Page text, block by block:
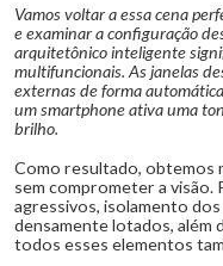
Vamos voltar a essa cena
e examinar a configuração
arquitetônico inteligente
multifuncionais. As janelas
externas de forma
um smartphone ativa uma
brilho.
Como resultado, obtemos
sem comprometer a
agressivos, isolamento
densamente lotados, além
todos esses elementos